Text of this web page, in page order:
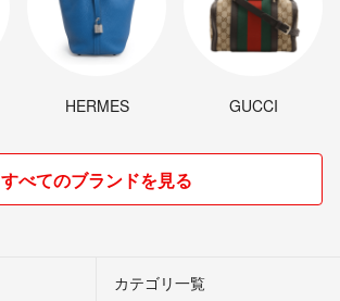
HERMES GUCCI
すべてのブランドを見る
カテゴリ一覧